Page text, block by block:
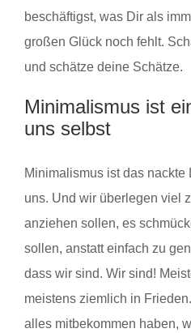
beschäftigst, was Dir als
großen Glück noch fehlt.
und schätze deine Schätze.
Minimalismus ist
uns selbst
Minimalismus ist das nackte
uns. Und wir überlegen viel
anziehen sollen, es
sollen, anstatt einfach zu
dass wir sind. Wir sind!
meistens ziemlich in
alles mitbekommen haben,